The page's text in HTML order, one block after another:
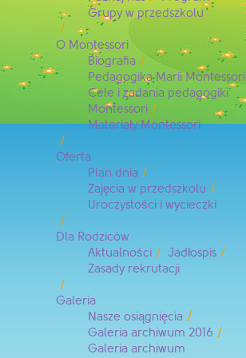
Grupy w przedszkolu
O Montessori
Biografia
Pedagogika Marii Montessori
Cele i zadania pedagogiki
Montessori
Materiały Montessori
Oferta
Plan dnia
Zajęcia w przedszkolu
Uroczystości i wycieczki
Dla Rodziców
Aktualności
Jadłospis
Zasady rekrutacji
Galeria
Nasze osiągnięcia
Galeria archiwum 2016
Galeria archiwum